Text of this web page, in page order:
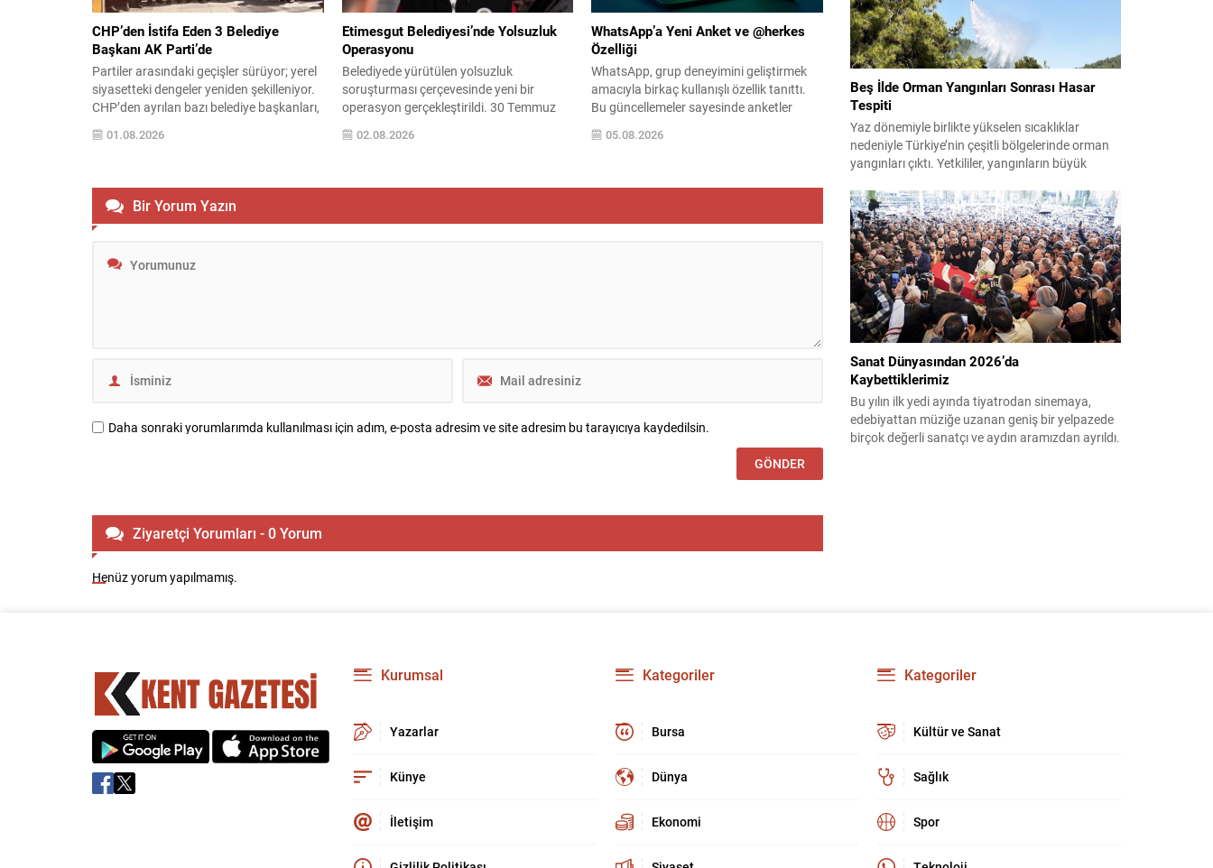
CHP’den İstifa Eden 3 Belediye
Başkanı AK Parti’de
Partiler arasındaki geçişler sürüyor; yerel
siyasetteki dengeler yeniden şekilleniyor.
CHP’den ayrılan bazı belediye başkanları,
yeni adres olarak AK Parti’yi tercih etti.
Bugün Haliç Kongre Merkezi’nde
İstanbul teşkilatıyla buluştu. Katılımlar ve
tören detayları CHP’den ayrılarak AK
Parti’ye geçen isimler:...
01.08.2026
Etimesgut Belediyesi’nde Yolsuzluk
Operasyonu
Belediyede yürütülen yolsuzluk
soruşturması çerçevesinde yeni bir
operasyon gerçekleştirildi. 30 Temmuz
sabahı düzenlenen operasyonda,
aralarında belediye başkanının da
02.08.2026
WhatsApp’a Yeni Anket ve @herkes
Özelliği
WhatsApp, grup deneyimini geliştirmek
amacıyla birkaç kullanışlı özellik tanıttı.
Bu güncellemeler sayesinde anketler
daha esnek hale geliyor; ayrıca kalabalık
gruplarda herkesin dikkatini anında
05.08.2026
Bir Yorum Yazın
Daha sonraki yorumlarımda kullanılması için adım, e-posta adresim ve site adresim bu tarayıcıya kaydedilsin.
Ziyaretçi Yorumları - 0 Yorum
Henüz yorum yapılmamış.
Beş İlde Orman Yangınları Sonrası Hasar
Tespiti
Yaz dönemiyle birlikte yükselen sıcaklıklar
nedeniyle Türkiye’nin çeşitli bölgelerinde orman
yangınları çıktı. Yetkililer, yangınların büyük
sürmesi nedeniyle vatandaşları dikkatli olmaya
çağırıyor. Çevre, Şehircilik ve İklim Değişikliği
Bakanı Murat Kurum, beş ilde yapılan hasar
tespitlerinin sonuçlarını paylaştı ve etkilenenlerin
yanında olunacağını vurguladı. Kayıtlar ve
tespit...
Sanat Dünyasından 2026’da
Kaybettiklerimiz
Bu yılın ilk yedi ayında tiyatrodan sinemaya,
edebiyattan müziğe uzanan geniş bir yelpazede
birçok değerli sanatçı ve aydın aramızdan ayrıldı.
Kurumsal
Yazarlar
Künye
İletişim
Kategoriler
Bursa
Dünya
Ekonomi
Kategoriler
Kültür ve Sanat
Sağlık
Spor